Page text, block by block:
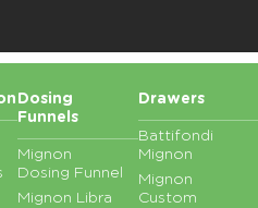
Dosing
Funnels
Mignon
Dosing Funnel
Mignon Libra
Drawers
Battifondi
Mignon
Mignon
Custom